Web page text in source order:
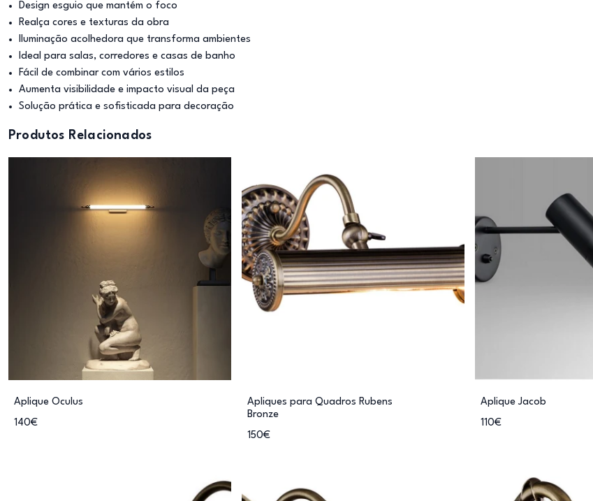
Design esguio que mantém o foco
Realça cores e texturas da obra
Iluminação acolhedora que transforma ambientes
Ideal para salas, corredores e casas de banho
Fácil de combinar com vários estilos
Aumenta visibilidade e impacto visual da peça
Solução prática e sofisticada para decoração
Produtos Relacionados
Aplique Oculus
140€
Apliques para Quadros Rubens
Bronze
150€
Aplique Jacob
110€